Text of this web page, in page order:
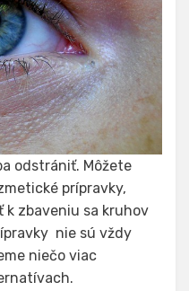
odstrániť. Môžete
prípravky,
k zbaveniu sa kruhov
nie sú vždy
niečo viac